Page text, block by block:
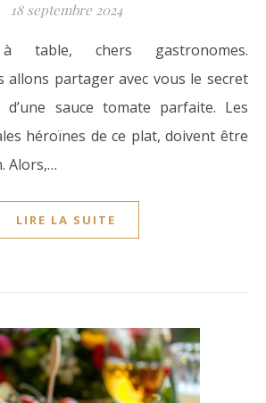
18 septembre 2024
allons partager avec vous le secret
sauce tomate parfaite. Les
héroïnes de ce plat, doivent être
Alors,…
LIRE LA SUITE